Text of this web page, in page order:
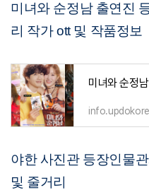
미녀와 순정남 출연진
리 작가 ott 및 작품정보
야한 사진관 등장인물
및 줄거리